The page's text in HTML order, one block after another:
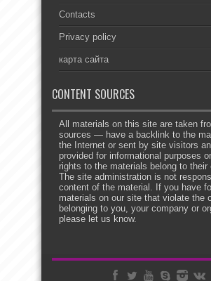
Contacts
Privacy policy
карта сайта
CONTENT SOURCES
All materials on this site are taken
sources — have a backlink to the
the Internet or sent by site visitors
provided for informational purposes
rights to the materials belong to their
The site administration is not
content of the material. If you have
materials on our site that violate the
belonging to you, your company or
please let us know.